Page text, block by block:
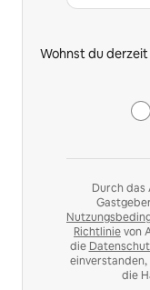
Wohnst du
Durch
Richtlinievon
die
die